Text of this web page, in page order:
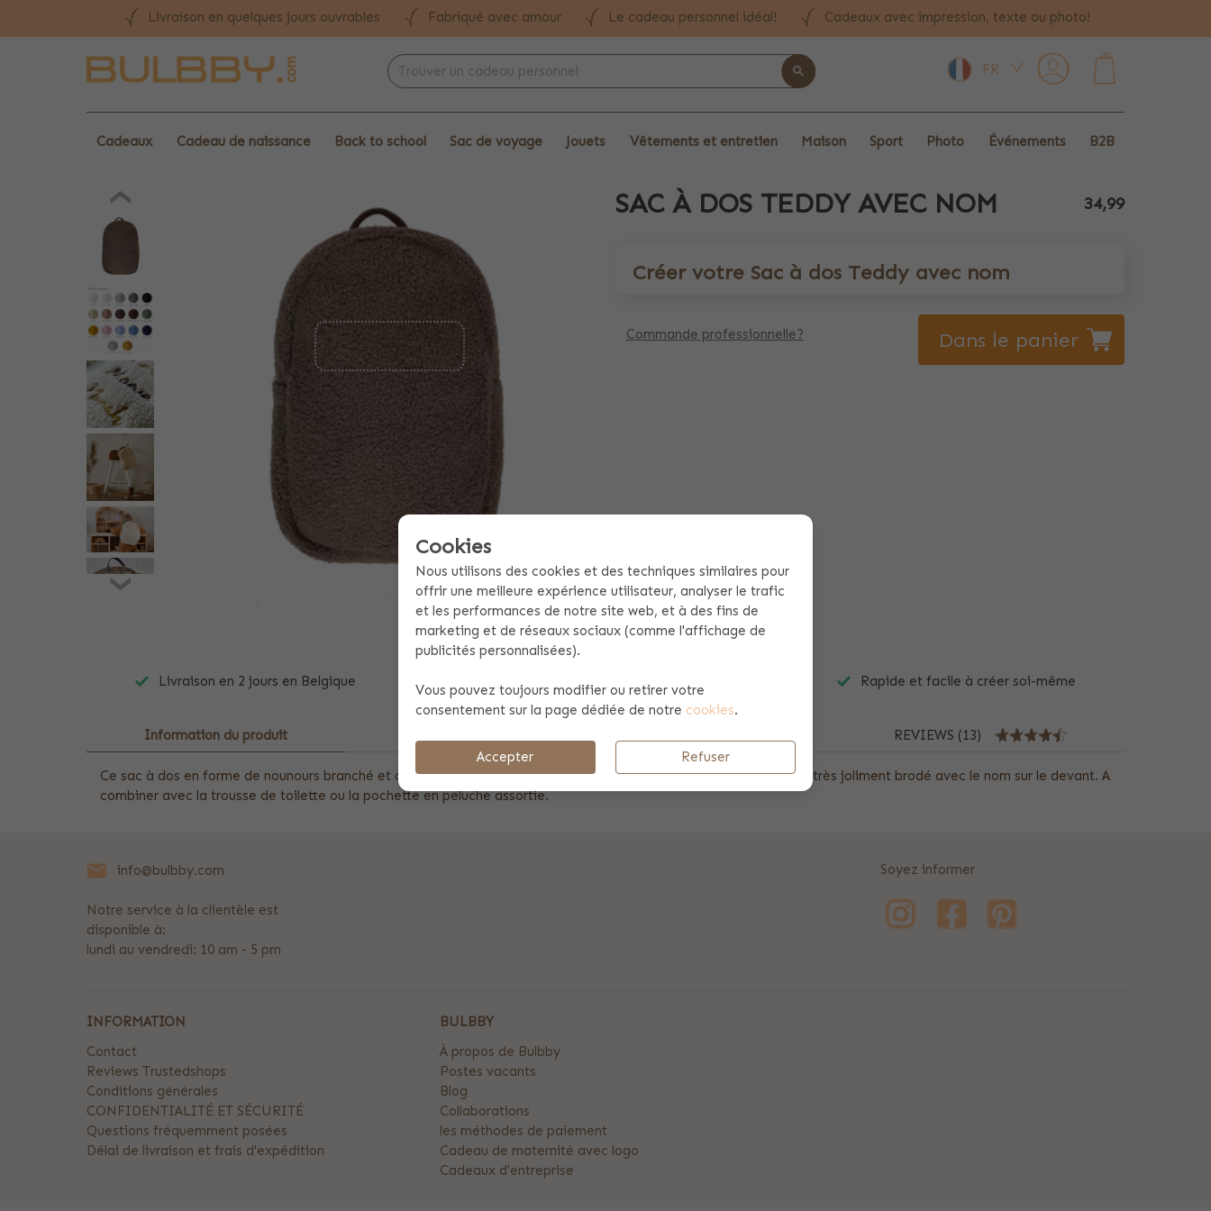
Livraison en quelques jours ouvrables Fabriqué avec amour Le cadeau personnel idéal! Cadeaux avec impression, texte ou photo!
FR
Cadeaux Cadeau de naissance Back to school Sac de voyage Jouets Vêtements et entretien Maison Sport Photo Événements B2B
SAC À DOS TEDDY AVEC NOM 34,99
Créer votre Sac à dos Teddy avec nom
Commande professionnelle? Dans le panier
Livraison en 2 jours en Belgique Demander un devis pour 10 pièces ou plus Rapide et facile à créer soi-même
Information du produit REVIEWS (13)
Ce sac à dos en forme de nounours branché et délicat est idéal pour les enfants ! Disponible en taupe et beige et très joliment brodé avec le nom sur le devant. A
combiner avec la trousse de toilette ou la pochette en peluche assortie.
info@bulbby.com
Notre service à la clientèle est
disponible à:
lundi au vendredi: 10 am - 5 pm
Soyez informer
INFORMATION
Contact
Reviews Trustedshops
Conditions générales
CONFIDENTIALITÉ ET SÉCURITÉ
Questions fréquemment posées
Délai de livraison et frais d'expédition
BULBBY
À propos de Bulbby
Postes vacants
Blog
Collaborations
les méthodes de paiement
Cadeau de maternité avec logo
Cadeaux d'entreprise
Cookies
Nous utilisons des cookies et des techniques similaires pour
offrir une meilleure expérience utilisateur, analyser le trafic
et les performances de notre site web, et à des fins de
marketing et de réseaux sociaux (comme l'affichage de
publicités personnalisées).
Vous pouvez toujours modifier ou retirer votre
consentement sur la page dédiée de notre cookies.
Accepter Refuser